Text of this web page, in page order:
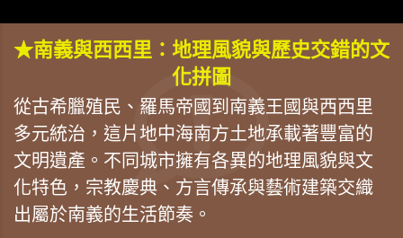
★南義與西西里：地理風貌與歷史交錯的文
化拼圖
從古希臘殖民、羅馬帝國到南義王國與西西里
多元統治，這片地中海南方土地承載著豐富的
文明遺產。不同城市擁有各異的地理風貌與文
化特色，宗教慶典、方言傳承與藝術建築交織
出屬於南義的生活節奏。